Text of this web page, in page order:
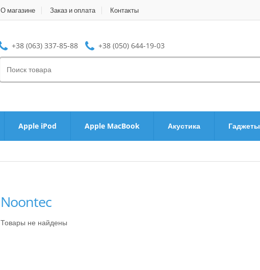
О магазине Заказ и оплата Контакты
+38 (063) 337-85-88 +38 (050) 644-19-03
Apple iPod Apple MacBook Акустика Гаджеты
Noontec
Товары не найдены